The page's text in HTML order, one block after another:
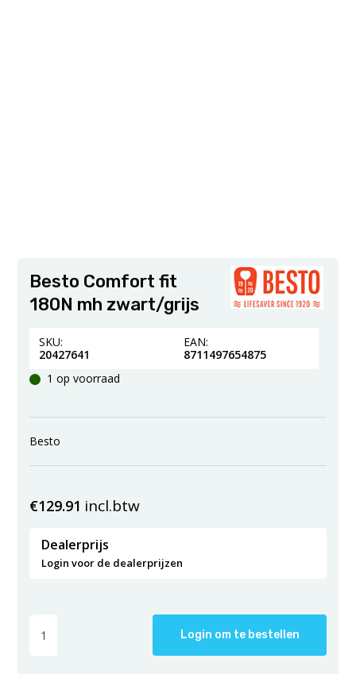
Besto Comfort fit
180N mh zwart/grijs
SKU:
20427641
EAN:
8711497654875
1 op voorraad
Besto
€129.91 incl.btw
Dealerprijs
Login voor de dealerprijzen
Login om te bestellen